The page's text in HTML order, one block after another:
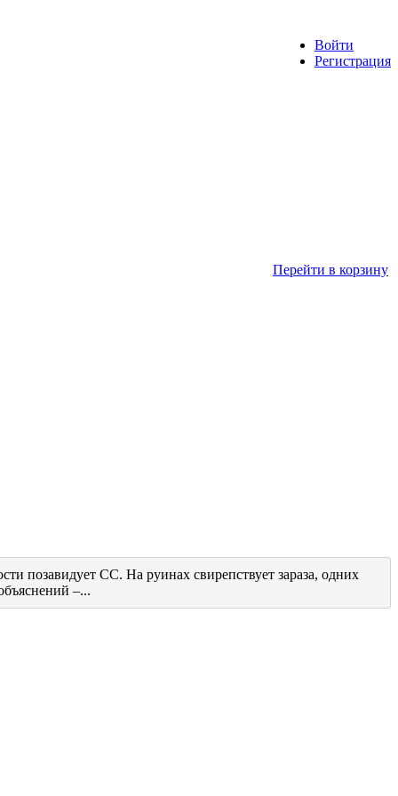
Войти
Регистрация
Перейти в корзину
позавидует СС. На руинах свирепствует зараза, одних
–...